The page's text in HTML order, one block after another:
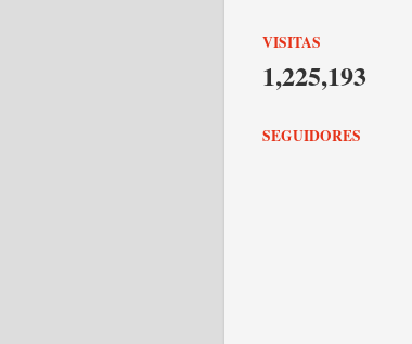
VISITAS
1,225,193
SEGUIDORES